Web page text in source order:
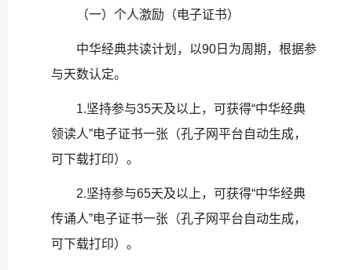
（一）个人激励（电子证书）
中华经典共读计划，以90日为周期，根据参
与天数认定。
1.坚持参与35天及以上，可获得“中华经典
领读人”电子证书一张（孔子网平台自动生成，
可下载打印）。
2.坚持参与65天及以上，可获得“中华经典
传诵人”电子证书一张（孔子网平台自动生成，
可下载打印）。